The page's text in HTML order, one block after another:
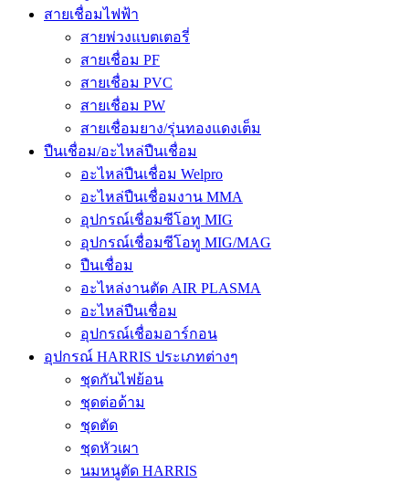
สายเชื่อมไฟฟ้า
สายพ่วงแบตเตอรี่
สายเชื่อม PF
สายเชื่อม PVC
สายเชื่อม PW
สายเชื่อมยาง/รุ่นทองแดงเต็ม
ปืนเชื่อม/อะไหล่ปืนเชื่อม
อะไหล่ปืนเชื่อม Welpro
อะไหล่ปืนเชื่อมงาน MMA
อุปกรณ์เชื่อมซีโอทู MIG
อุปกรณ์เชื่อมซีโอทู MIG/MAG
ปืนเชื่อม
อะไหล่งานตัด AIR PLASMA
อะไหล่ปืนเชื่อม
อุปกรณ์เชื่อมอาร์กอน
อุปกรณ์ HARRIS ประเภทต่างๆ
ชุดกันไฟย้อน
ชุดต่อด้าม
ชุดตัด
ชุดหัวเผา
นมหนูตัด HARRIS